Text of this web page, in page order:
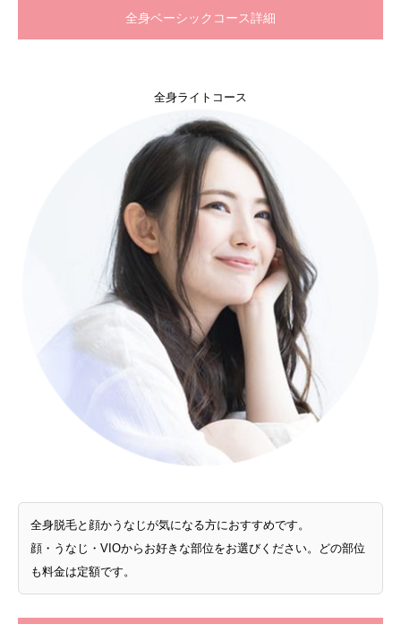
全身ベーシックコース詳細
全身ライトコース
全身脱毛と顔かうなじが気になる方におすすめです。
顔・うなじ・VIOからお好きな部位をお選びください。どの部位
も料金は定額です。